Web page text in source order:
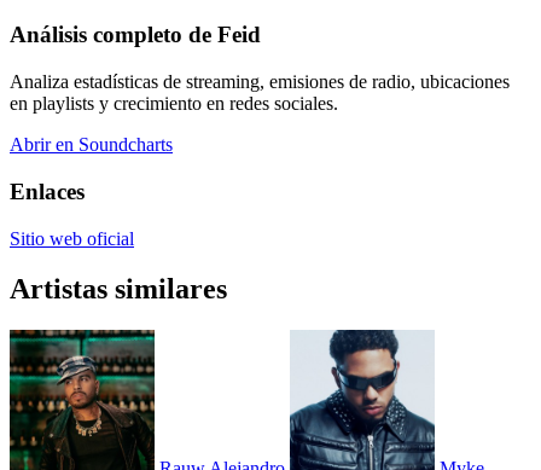
Análisis completo de Feid
Analiza estadísticas de streaming, emisiones de radio, ubicaciones
en playlists y crecimiento en redes sociales.
Abrir en Soundcharts
Enlaces
Sitio web oficial
Artistas similares